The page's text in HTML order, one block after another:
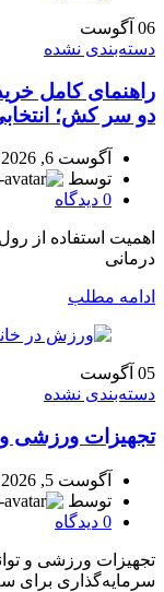
06 آگوست
دسته‌بندی نشده
راهنمای کامل
دو سر کش؛
آگوست 6, 2026
توسط
0 دیدگاه
اهمیت استفاده از
درمانی
ادامه مطلب
05 آگوست
دسته‌بندی نشده
تجهیزات ورزشی
آگوست 5, 2026
توسط
0 دیدگاه
تجهیزات ورزشی و
سرمایه‌گذاری برای